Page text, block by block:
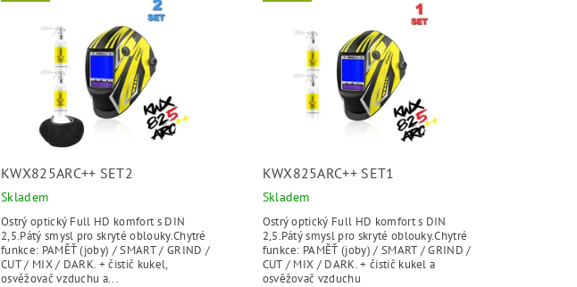
KWX825ARC++ SET2
Skladem
Ostrý optický Full HD komfort s DIN
2,5.Pátý smysl pro skryté oblouky.Chytré
funkce: PAMĚŤ (joby) / SMART / GRIND /
CUT / MIX / DARK. + čistič kukel,
osvěžovač vzduchu a...
KWX825ARC++ SET1
Skladem
Ostrý optický Full HD komfort s DIN
2,5.Pátý smysl pro skryté oblouky.Chytré
funkce: PAMĚŤ (joby) / SMART / GRIND /
CUT / MIX / DARK. + čistič kukel a
osvěžovač vzduchu